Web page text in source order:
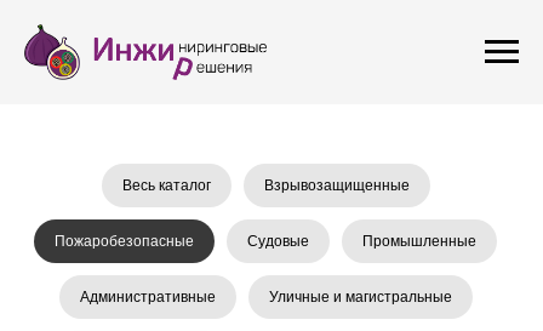
Весь каталог Взрывозащищенные
Пожаробезопасные Судовые Промышленные
Административные Уличные и магистральные